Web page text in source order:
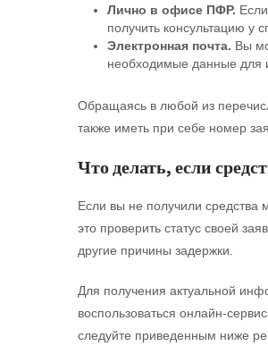
Лично в офисе ПФР.
получить консультацию у
Электронная почта. Вы
необходимые данные для
Обращаясь в любой из
также иметь при себе номер
Что делать, если
Если вы не получили средства
это проверить статус своей
другие причины задержки.
Для получения актуальной
воспользоваться онлайн-
следуйте приведенным ниже